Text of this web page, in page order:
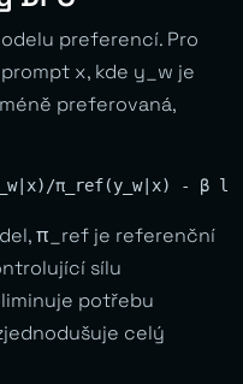
preferencí. Pro
x, kde y_w je
preferovaná,
π_ref je referenční
sílu
potřebu
celý